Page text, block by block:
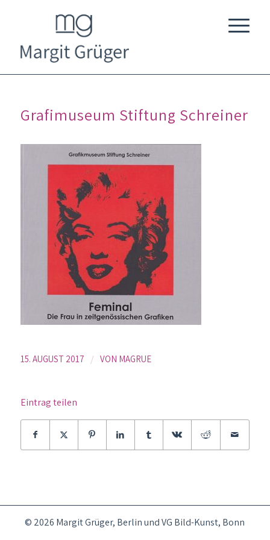
Grafimuseum Stiftung Schreiner
15. AUGUST 2017 / VON MAGRUE
Eintrag teilen
© 2026 Margit Grüger, Berlin und VG Bild-Kunst, Bonn